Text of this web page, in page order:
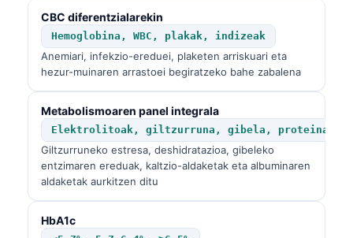
CBC diferentzialarekin
Hemoglobina, WBC, plakak, indizeak
Anemiari, infekzio-ereduei, plaketen arriskuari eta
hezur-muinaren arrastoei begiratzeko bahe zabalena
Metabolismoaren panel integrala
Elektrolitoak, giltzurruna, gibela, proteinak
Giltzurruneko estresa, deshidratazioa, gibeleko
entzimaren ereduak, kaltzio-aldaketak eta albuminaren
aldaketak aurkitzen ditu
HbA1c